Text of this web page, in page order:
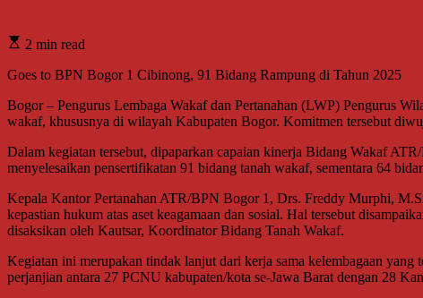
2 min read
Goes to BPN Bogor 1 Cibinong, 91 Bidang Rampung di Tahun 2025
Bogor – Pengurus Lembaga Wakaf dan Pertanahan (LWP) Pengurus
wakaf, khususnya di wilayah Kabupaten Bogor. Komitmen tersebut
Dalam kegiatan tersebut, dipaparkan capaian kinerja Bidang Wakaf
menyelesaikan pensertifikatan 91 bidang tanah wakaf, sementara 64
Kepala Kantor Pertanahan ATR/BPN Bogor 1, Drs. Freddy Murphi,
kepastian hukum atas aset keagamaan dan sosial. Hal tersebut
disaksikan oleh Kautsar, Koordinator Bidang Tanah Wakaf.
Kegiatan ini merupakan tindak lanjut dari kerja sama kelembagaan
perjanjian antara 27 PCNU kabupaten/kota se-Jawa Barat dengan 28